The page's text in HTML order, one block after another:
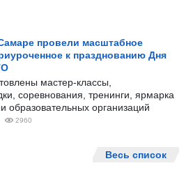
провели масштабное
к празднованию Дня
мастер-классы,
соревнования, тренинги, ярмарка
образовательных организаций
2960
Весь список